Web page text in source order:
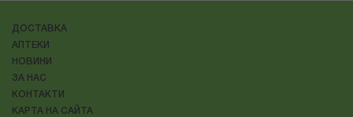
ДОСТАВКА
АПТЕКИ
НОВИНИ
ЗА НАС
КОНТАКТИ
КАРТА НА САЙТА